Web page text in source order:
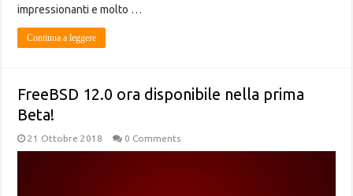
impressionanti e molto …
Continua a leggere
FreeBSD 12.0 ora disponibile nella prima
Beta!
21 Ottobre 2018 0 Comments